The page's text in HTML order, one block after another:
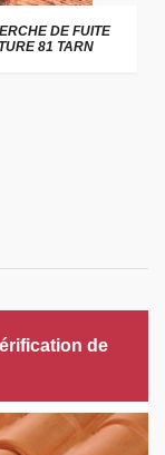
DE FUITE
81 TARN
de